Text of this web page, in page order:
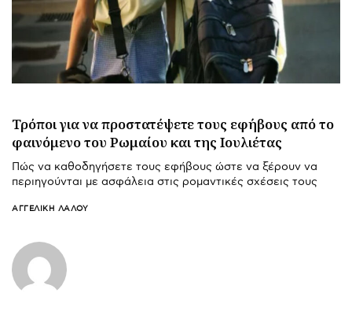
Τρόποι για να προστατέψετε τους εφήβους από το
φαινόμενο του Ρωμαίου και της Ιουλιέτας
Πώς να καθοδηγήσετε τους εφήβους ώστε να ξέρουν να
περιηγούνται με ασφάλεια στις ρομαντικές σχέσεις τους
ΑΓΓΕΛΙΚΉ ΛΆΛΟΥ